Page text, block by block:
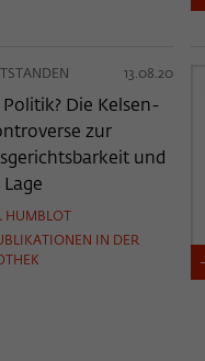
13.08.20
Die Kelsen-
zur
und
HUMBLOT
IN DER